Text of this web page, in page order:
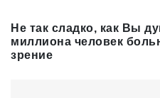
Не так сладко, как Вы
миллиона человек
зрение